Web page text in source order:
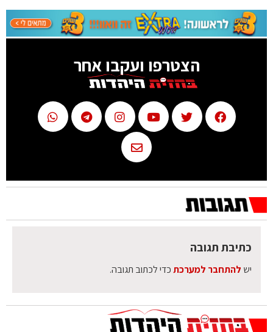
הצטרפו ועקבו אחר
כתיבת תגובה
יש להתחבר למערכתכדי לכתוב תגובה.